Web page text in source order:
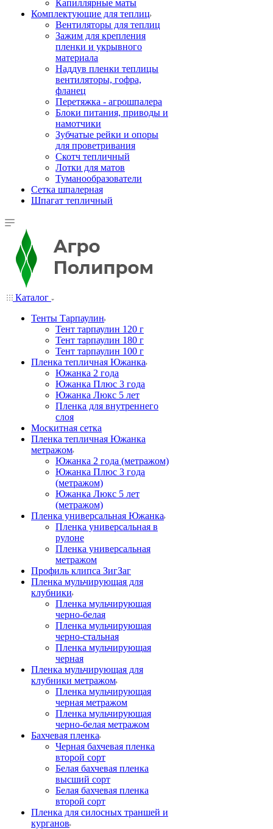
Капиллярные маты
Комплектующие для теплиц
Вентиляторы для теплиц
Зажим для крепления
пленки и укрывного
материала
Наддув пленки теплицы
вентиляторы, гофра,
фланец
Перетяжка - агрошпалера
Блоки питания, приводы и
намотчики
Зубчатые рейки и опоры
для проветривания
Скотч тепличный
Лотки для матов
Туманообразователи
Сетка шпалерная
Шпагат тепличный
Каталог
Тенты Тарпаулин
Тент тарпаулин 120 г
Тент тарпаулин 180 г
Тент тарпаулин 100 г
Пленка тепличная Южанка
Южанка 2 года
Южанка Плюс 3 года
Южанка Люкс 5 лет
Пленка для внутреннего
слоя
Москитная сетка
Пленка тепличная Южанка
метражом
Южанка 2 года (метражом)
Южанка Плюс 3 года
(метражом)
Южанка Люкс 5 лет
(метражом)
Пленка универсальная Южанка
Пленка универсальная в
рулоне
Пленка универсальная
метражом
Профиль клипса ЗигЗаг
Пленка мульчирующая для
клубники
Пленка мульчирующая
черно-белая
Пленка мульчирующая
черно-стальная
Пленка мульчирующая
черная
Пленка мульчирующая для
клубники метражом
Пленка мульчирующая
черная метражом
Пленка мульчирующая
черно-белая метражом
Бахчевая пленка
Черная бахчевая пленка
второй сорт
Белая бахчевая пленка
высший сорт
Белая бахчевая пленка
второй сорт
Пленка для силосных траншей и
курганов